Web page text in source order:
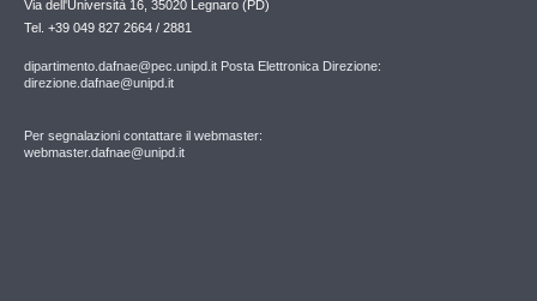
Via dell'Università 16, 35020 Legnaro (PD)
Tel. +39 049 827 2664 / 2881
dipartimento.dafnae@pec.unipd.it Posta Elettronica Direzione:
direzione.dafnae@unipd.it
Per segnalazioni contattare il webmaster:
webmaster.dafnae@unipd.it